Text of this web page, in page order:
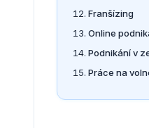
Franšízing
Online
Podnikání v
Práce na